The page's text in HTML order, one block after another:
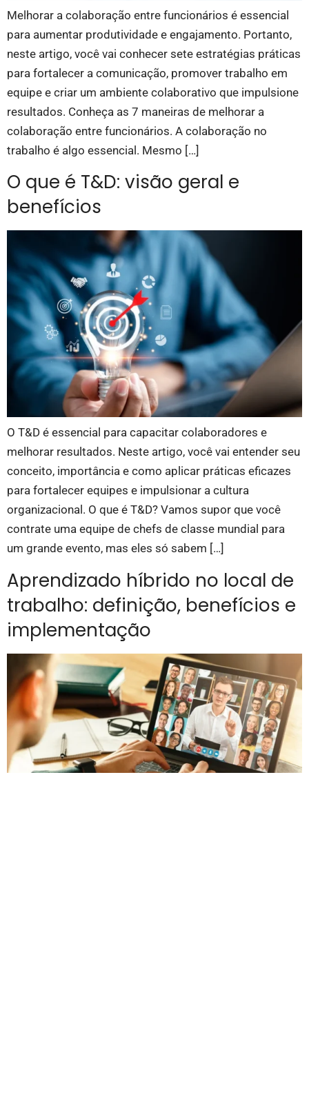
Melhorar a colaboração entre funcionários é essencial
para aumentar produtividade e engajamento. Portanto,
neste artigo, você vai conhecer sete estratégias práticas
para fortalecer a comunicação, promover trabalho em
equipe e criar um ambiente colaborativo que impulsione
resultados. Conheça as 7 maneiras de melhorar a
colaboração entre funcionários. A colaboração no
trabalho é algo essencial. Mesmo […]
O que é T&D: visão geral e
benefícios
O T&D é essencial para capacitar colaboradores e
melhorar resultados. Neste artigo, você vai entender seu
conceito, importância e como aplicar práticas eficazes
para fortalecer equipes e impulsionar a cultura
organizacional. O que é T&D? Vamos supor que você
contrate uma equipe de chefs de classe mundial para
um grande evento, mas eles só sabem […]
Aprendizado híbrido no local de
trabalho: definição, benefícios e
implementação